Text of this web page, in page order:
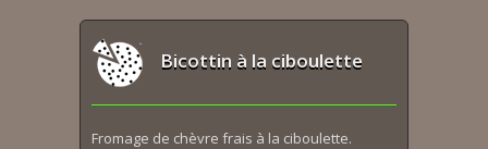
Bicottin à la ciboulette
Fromage de chèvre frais à la ciboulette.